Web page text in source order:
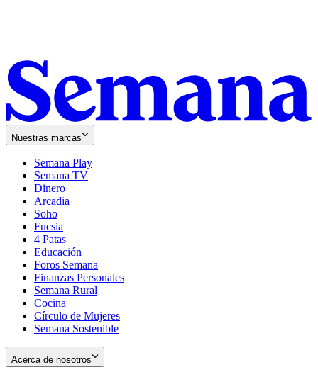
Nuestras marcas
Semana Play
Semana TV
Dinero
Arcadia
Soho
in
new
window
Fucsia
in
new
window
4 Patas
Educación
Foros Semana
Finanzas Personales
Semana Rural
Cocina
Círculo de Mujeres
Semana Sostenible
Acerca de nosotros